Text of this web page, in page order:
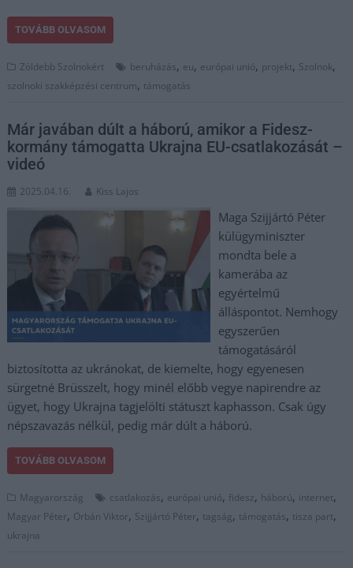
TOVÁBB OLVASOM
Zöldebb Szolnokért beruházás, eu, európai unió, projekt, Szolnok,
szolnoki szakképzési centrum, támogatás
Már javában dúlt a háború, amikor a Fidesz-
kormány támogatta Ukrajna EU-csatlakozását –
videó
2025.04.16. Kiss Lajos
Maga Szijjártó Péter
külügyminiszter
mondta bele a
kamerába az
egyértelmű
álláspontot. Nemhogy
egyszerűen
támogatásáról
biztosította az ukránokat, de kiemelte, hogy egyenesen
sürgetné Brüsszelt, hogy minél előbb vegye napirendre az
ügyet, hogy Ukrajna tagjelölti státuszt kaphasson. Csak úgy
népszavazás nélkül, pedig már dúlt a háború.
TOVÁBB OLVASOM
Magyarország csatlakozás, európai unió, fidesz, háború, internet,
Magyar Péter, Orbán Viktor, Szijjártó Péter, tagság, támogatás, tisza part,
ukrajna